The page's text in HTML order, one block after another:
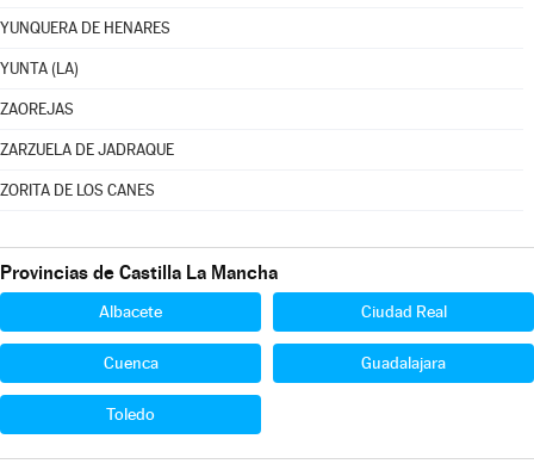
YUNQUERA DE HENARES
YUNTA (LA)
ZAOREJAS
ZARZUELA DE JADRAQUE
ZORITA DE LOS CANES
Provincias de Castilla La Mancha
Albacete Ciudad Real
Cuenca Guadalajara
Toledo